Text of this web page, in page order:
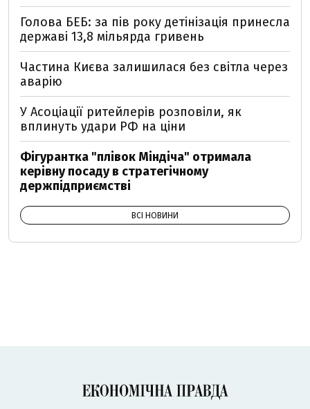
Голова БЕБ: за пів року детінізація принесла
державі 13,8 мільярда гривень
Частина Києва залишилася без світла через
аварію
У Асоціації ритейлерів розповіли, як
вплинуть удари РФ на ціни
Фігурантка "плівок Міндіча" отримала
керівну посаду в стратегічному
держпідприємстві
ВСІ НОВИНИ